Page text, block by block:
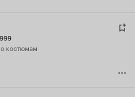
костюмам